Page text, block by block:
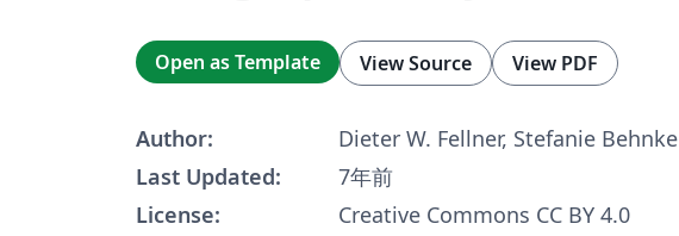
Open as Template View Source View PDF
Author:
Dieter W. Fellner, Stefanie Behnke
Last Updated:
7年前
License:
Creative Commons CC BY 4.0